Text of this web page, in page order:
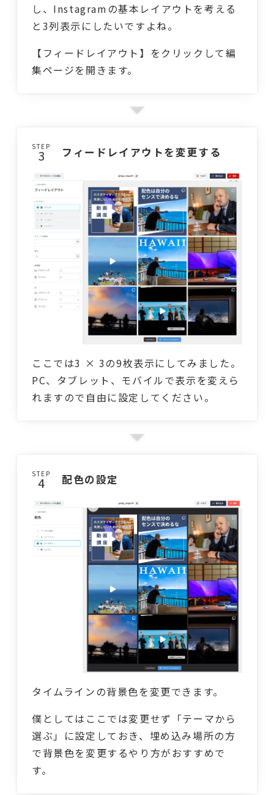
し、Instagramの基本レイアウトを考える
と3列表示にしたいですよね。
【フィードレイアウト】をクリックして編
集ページを開きます。
STEP フィードレイアウトを変更する
ここでは3 × 3の9枚表示にしてみました。
PC、タブレット、モバイルで表示を変えら
れますので自由に設定してください。
STEP 配色の設定
タイムラインの背景色を変更できます。
僕としてはここでは変更せず「テーマから
選ぶ」に設定しておき、埋め込み場所の方
で背景色を変更するやり方がおすすめで
す。